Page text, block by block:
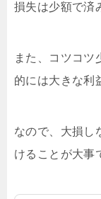
損失は少額で済
また、コツコツ
的には大きな利
なので、大損し
けることが大事